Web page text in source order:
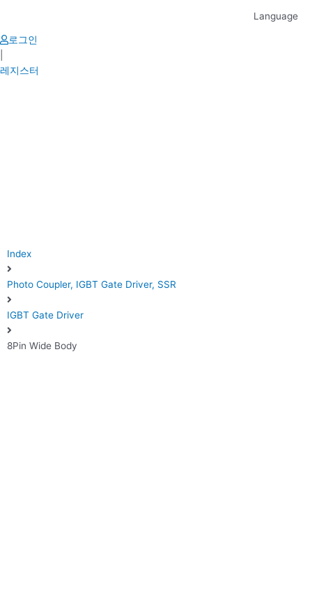
content
Language
로그인
레지스터
Index
Photo Coupler, IGBT Gate Driver, SSR
IGBT Gate Driver
8Pin Wide Body